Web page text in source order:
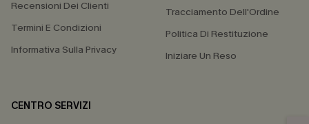
Recensioni Dei Clienti
Termini E Condizioni
Informativa Sulla Privacy
Tracciamento Dell'Ordine
Politica Di Restituzione
Iniziare Un Reso
CENTRO SERVIZI